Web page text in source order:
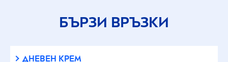
БЪРЗИ ВРЪЗКИ
ДНЕВЕН КРЕМ